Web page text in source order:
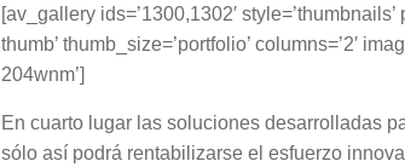
[av_gallery ids=’1300,1302′
thumb’ thumb_size=’portfolio’ columns=’2′
204wnm’]
En cuarto lugar las soluciones desarrolladas
sólo así podrá rentabilizarse el esfuerzo